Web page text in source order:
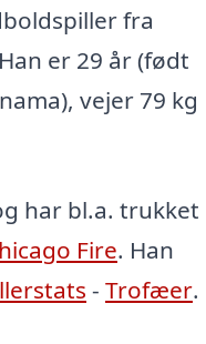
fra
er 29 år (født
vejer 79 kg
har bl.a. trukket
Fire. Han
- Trofæer.